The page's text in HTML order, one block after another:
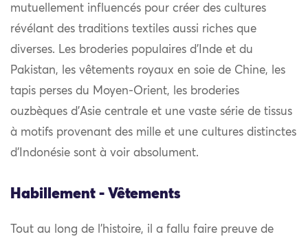
mutuellement influencés pour créer des cultures
révélant des traditions textiles aussi riches que
diverses. Les broderies populaires d’Inde et du
Pakistan, les vêtements royaux en soie de Chine, les
tapis perses du Moyen-Orient, les broderies
ouzbèques d’Asie centrale et une vaste série de tissus
à motifs provenant des mille et une cultures distinctes
d’Indonésie sont à voir absolument.
Habillement - Vêtements
Tout au long de l’histoire, il a fallu faire preuve de